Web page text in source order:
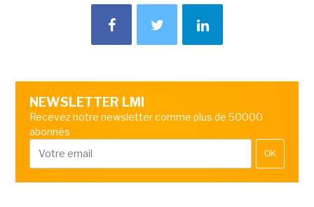
NEWSLETTER LMI
Recevez notre newsletter comme plus de 50000
abonnés
OK